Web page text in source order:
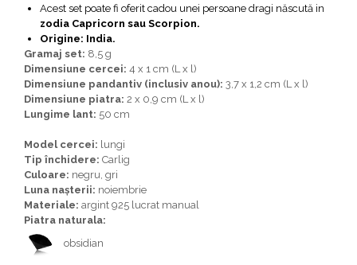
Acest set poate fi oferit cadou unei persoane dragi născută in
zodia Capricorn sau Scorpion.
Origine: India.
Gramaj set: 8,5 g
Dimensiune cercei: 4 x 1 cm (L x l)
Dimensiune pandantiv (inclusiv anou): 3,7 x 1,2 cm (L x l)
Dimensiune piatra: 2 x 0,9 cm (L x l)
Lungime lant: 50 cm
Model cercei: lungi
Tip închidere: Carlig
Culoare: negru, gri
Luna nașterii: noiembrie
Materiale: argint 925 lucrat manual
Piatra naturala:
obsidian